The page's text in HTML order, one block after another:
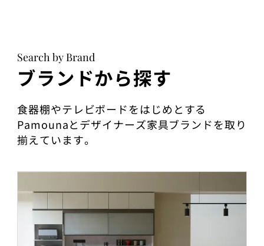
Search by Brand
ブランドから探す
食器棚やテレビボードをはじめとする
Pamounaとデザイナーズ家具ブランドを取り
揃えています。